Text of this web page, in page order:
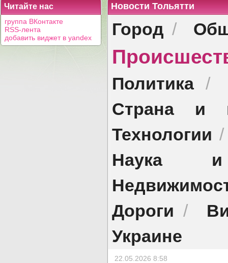
Читайте нас
группа ВКонтакте
RSS-лента
добавить виджет в yandex
Новости Тольятти
Город /
Политика/
Страна и
Технологии
Наука и
Дороги /
Украине
22.05.2026 8:58